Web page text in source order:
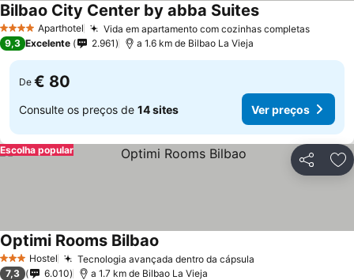
4 EstrelasAparthotel Vida em apartamento com cozinhas completas
Bilbao City Center by abba Suites
9,3 Excelente 2.961 a 1.6 km de Bilbao La Vieja
De € 80
Consulte os preços de 14 sites Ver preços
Partilhar
Escolha popular
3 EstrelasHostel Tecnologia avançada dentro da cápsula
Optimi Rooms Bilbao
7,3 6.010 a 1.7 km de Bilbao La Vieja